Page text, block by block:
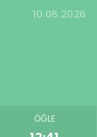
10.08.2026
ÖĞLE